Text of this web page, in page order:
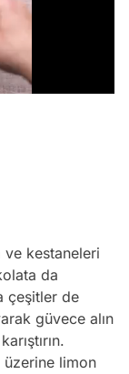
ve kestaneleri
da
çeşitler de
güvece alın
üzerine limon